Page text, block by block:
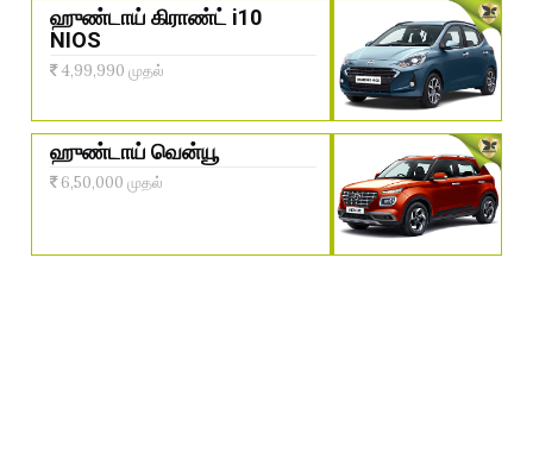
ஹுண்டாய் கிராண்ட் i10
NIOS
4,99,990 முதல்
ஹுண்டாய் வென்யூ
6,50,000 முதல்